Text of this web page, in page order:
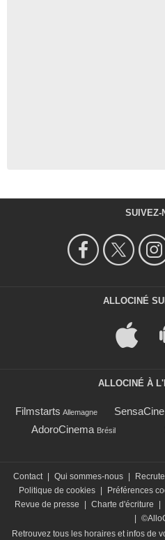
SUIVEZ-
ALLOCINÉ
ALLOCINÉ À
Filmstarts Allemagne SensaCine
AdoroCinema Brésil
Contact | Qui sommes-nous |
Politique de cookies | Préférences
Revue de presse
| Charte d'écriture |
|
Retrouvez tous les horaires et infos de